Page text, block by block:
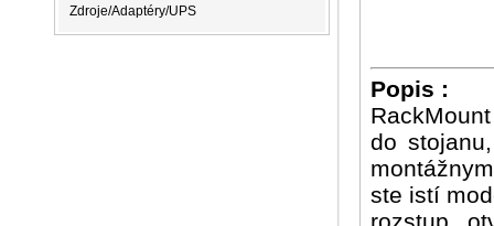
Zdroje/Adaptéry/UPS
Popis :
do
ste istí